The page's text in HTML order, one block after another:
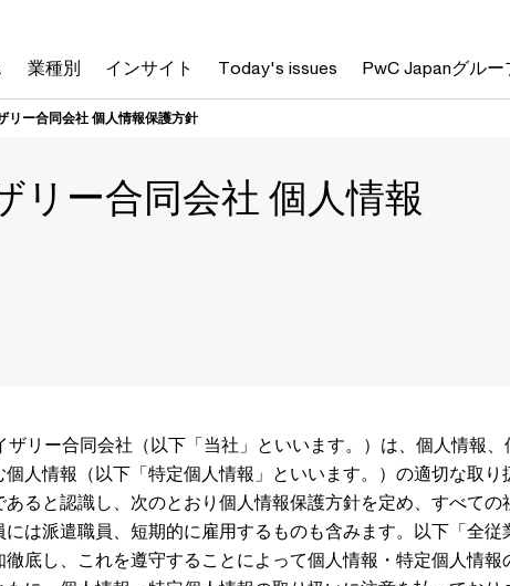
業種別 インサイト Today's issues PwC Japanグルー
リー合同会社 個人情報保護方針
リー合同会社 個人情報
ザリー合同会社（以下「当社」といいます。）は、個人情報、
人情報（以下「特定個人情報」といいます。）の適切な取り
あると認識し、次のとおり個人情報保護方針を定め、すべての
は派遣職員、短期的に雇用するものも含みます。以下「全従
徹底し、これを遵守することによって個人情報・特定個人情報